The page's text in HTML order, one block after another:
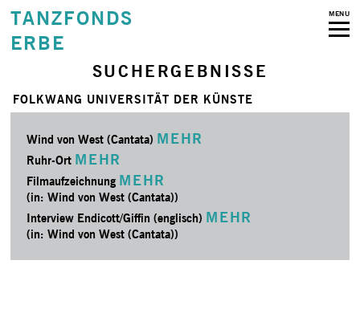
TANZFONDS
ERBE
MENU
SUCHERGEBNISSE
FOLKWANG UNIVERSITÄT DER KÜNSTE
Wind von West (Cantata) MEHR
Ruhr-Ort MEHR
Filmaufzeichnung MEHR
(in: Wind von West (Cantata))
Interview Endicott/Giffin (englisch) MEHR
(in: Wind von West (Cantata))